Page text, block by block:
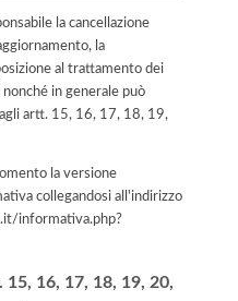
la cancellazione
la
al trattamento dei
in generale può
artt. 15, 16, 17, 18, 19,
la versione
collegandosi all'indirizzo
informativa.php?
15, 16, 17, 18, 19, 20,